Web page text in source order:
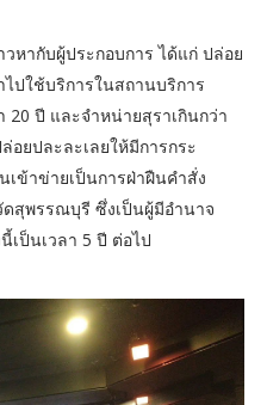
หากับผู้ประกอบการ ได้แก่ ปล่อย
ไปใช้บริการในสถานบริการ
20 ปี และจำหน่ายสุราเกินกว่า
อยปละละเลยให้มีการกระ
เข้าข่ายเป็นการฝ่าฝืนคำสั่ง
ดสุพรรณบุรี ซึ่งเป็นผู้มีอำนาจ
เป็นเวลา 5 ปี ต่อไป